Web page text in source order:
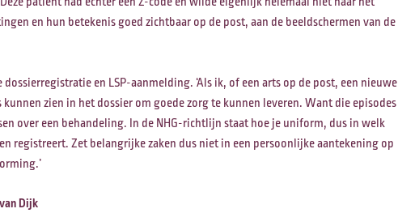
en hun betekenis goed zichtbaar op de post, aan de beeldschermen van de
en LSP-aanmelding. ‘Als ik, of een arts op de post, een nieuwe
zien in het dossier om goede zorg te kunnen leveren. Want die episodes
over een behandeling. In de NHG-richtlijn staat hoe je uniform, dus in welk
registreert. Zet belangrijke zaken dus niet in een persoonlijke aantekening op
Dijk